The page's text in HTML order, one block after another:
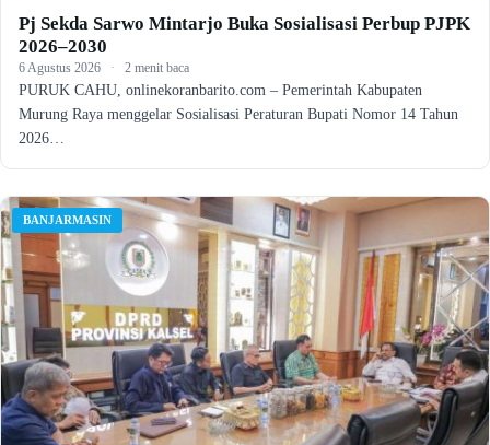
Pj Sekda Sarwo Mintarjo Buka Sosialisasi Perbup PJPK
2026–2030
6 Agustus 2026 · 2 menit baca
PURUK CAHU, onlinekoranbarito.com – Pemerintah Kabupaten
Murung Raya menggelar Sosialisasi Peraturan Bupati Nomor 14 Tahun
2026…
BANJARMASIN